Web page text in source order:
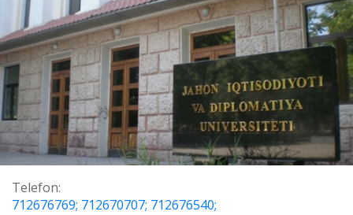
Telefon:
712676769; 712670707; 712676540;